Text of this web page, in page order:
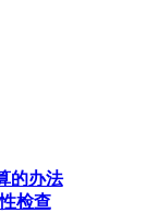
的办法
检查